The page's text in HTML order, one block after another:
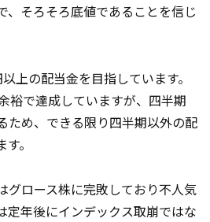
、そろそろ底値であることを信じ
上の配当金を目指しています。
裕で達成していますが、四半期
ため、できる限り四半期以外の配
。
グロース株に完敗しており不人気
定年後にインデックス取崩ではな